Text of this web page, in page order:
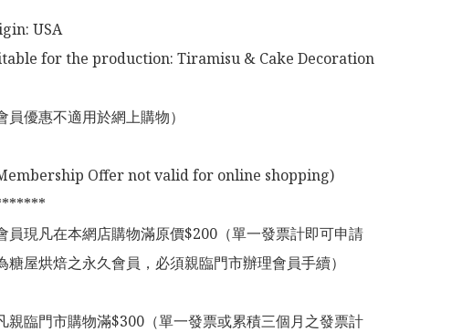
USA
for the production: Tiramisu & Cake Decoration
員優惠不適用於網上購物）
Membership Offer not valid for online shopping)
員現凡在本網店購物滿原價$200（單一發票計即可申請
糖屋烘焙之永久會員，必須親臨門市辦理會員手續）
親臨門市購物滿$300（單一發票或累積三個月之發票計